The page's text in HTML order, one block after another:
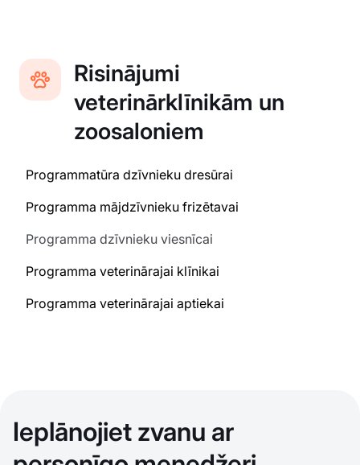
Risinājumi
veterinārklīnikām un
zoosaloniem
Programmatūra dzīvnieku dresūrai
Programma mājdzīvnieku frizētavai
Programma dzīvnieku viesnīcai
Programma veterinārajai klīnikai
Programma veterinārajai aptiekai
Ieplānojiet zvanu ar